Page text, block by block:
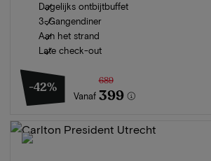
Dagelijks ontbijtbuffet
3-Gangendiner
Aan het strand
Late check-out
-42%
Vanaf
689
399